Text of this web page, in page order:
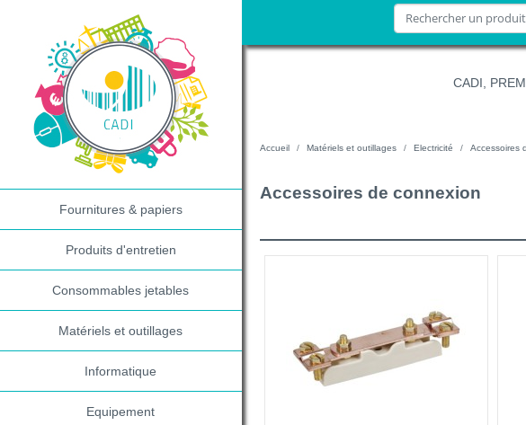
Fournitures & papiers
Produits d'entretien
Consommables jetables
Matériels et outillages
Informatique
Equipement
CADI,
Accueil Matériels et outillages Electricité Accessoires
Accessoires de connexion